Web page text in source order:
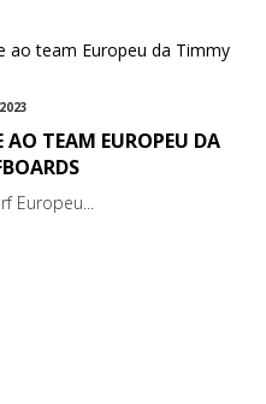
AO TEAM EUROPEU DA